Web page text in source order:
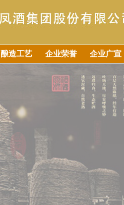
酿造工艺 企业荣誉 企业广宣